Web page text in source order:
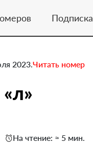
Подписка
2023.Читать номер
На чтение: ≈ 5 мин.